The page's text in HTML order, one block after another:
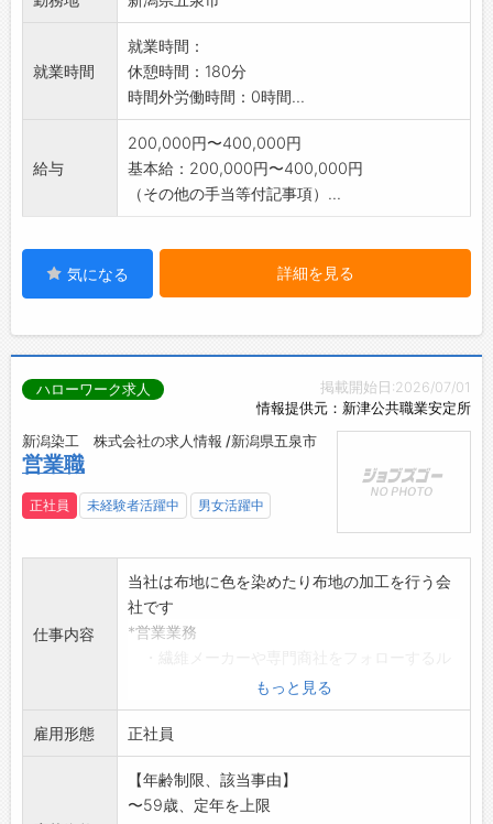
就業時間
就業時間：
休憩時間：180分
時間外労働時間：0時間...
給与
200,000円〜400,000円
基本給：200,000円〜400,000円
（その他の手当等付記事項）...
気になる 詳細を見る
掲載開始日:2026/07/01
情報提供元：新津公共職業安定所
ハローワーク求人
新潟染工 株式会社の求人情報 /新潟県五泉市
営業職
正社員 未経験者活躍中 男女活躍中
仕事内容
当社は布地に色を染めたり布地の加工を行う会
社です
*営業業務
・開発や納期等の打ち合わせ
・加工指図書の発行
お客様の大半が長年取引を続ける企業です。新
規開拓を
することはなく、まずはコミュニケーションを
もっと見る
雇用形態 正社員
【年齢制限、該当事由】
〜59歳、定年を上限